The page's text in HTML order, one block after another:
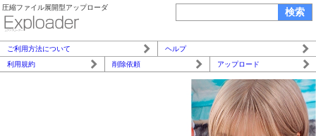
圧縮ファイル展開型アップローダ
ご利用方法について
ヘルプ
利用規約
削除依頼 アップロード